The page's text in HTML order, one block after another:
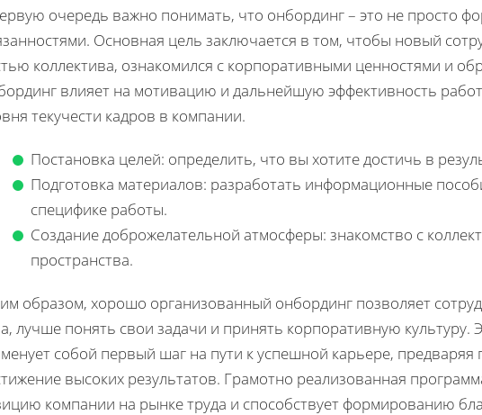
очередь важно понимать, что онбординг – это не просто
Основная цель заключается в том, чтобы новый
коллектива, ознакомился с корпоративными ценностями и
влияет на мотивацию и дальнейшую эффективность
текучести кадров в компании.
Постановка целей: определить, что вы хотите достичь в
Подготовка материалов: разработать информационные
специфике работы.
Создание доброжелательной атмосферы: знакомство с
пространства.
образом, хорошо организованный онбординг позволяет
лучше понять свои задачи и принять корпоративную
собой первый шаг на пути к успешной карьере,
высоких результатов. Грамотно реализованная
компании на рынке труда и способствует формированию